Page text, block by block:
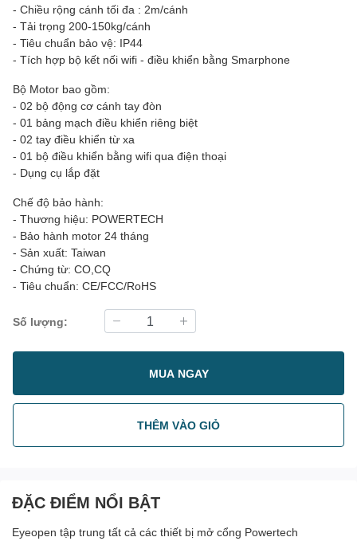
- Chiều rộng cánh tối đa : 2m/cánh
- Tải trọng 200-150kg/cánh
- Tiêu chuẩn bảo vệ: IP44
- Tích hợp bộ kết nối wifi - điều khiển bằng Smarphone
Bộ Motor bao gồm:
- 02 bộ động cơ cánh tay đòn
- 01 bảng mạch điều khiển riêng biệt
- 02 tay điều khiển từ xa
- 01 bộ điều khiển bằng wifi qua điện thoại
- Dụng cụ lắp đặt
Chế độ bảo hành:
- Thương hiệu: POWERTECH
- Bảo hành motor 24 tháng
- Sản xuất: Taiwan
- Chứng từ: CO,CQ
- Tiêu chuẩn: CE/FCC/RoHS
Số lượng:
MUA NGAY
THÊM VÀO GIỎ
ĐẶC ĐIỂM NỔI BẬT
Eyeopen tập trung tất cả các thiết bị mở cổng Powertech